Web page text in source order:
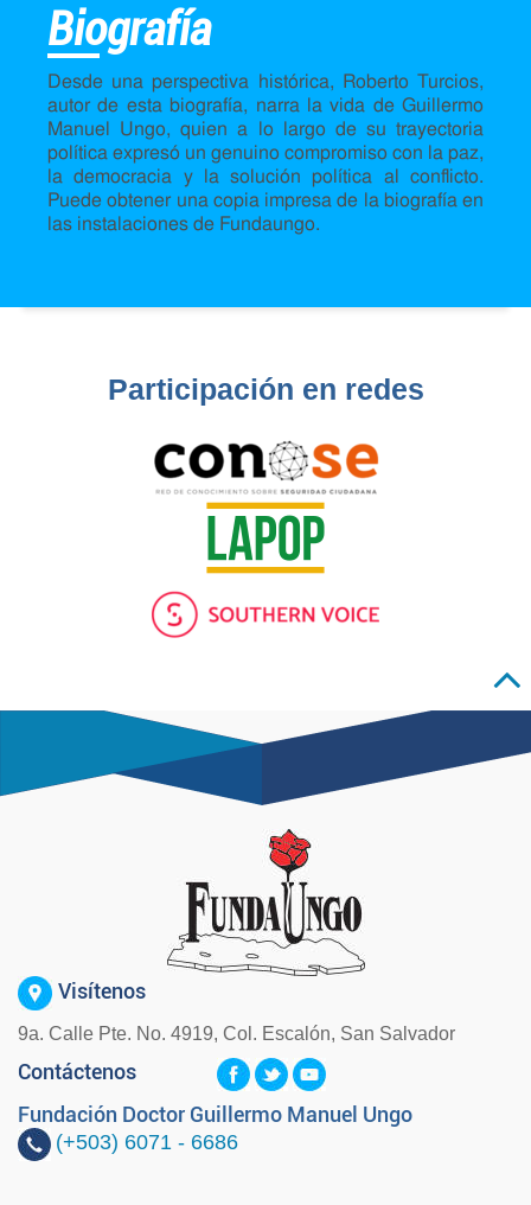
Biografía
Desde una perspectiva histórica, Roberto Turcios,
autor de esta biografía, narra la vida de Guillermo
Manuel Ungo, quien a lo largo de su trayectoria
política expresó un genuino compromiso con la paz,
la democracia y la solución política al conflicto.
Puede obtener una copia impresa de la biografía en
las instalaciones de Fundaungo.
Participación en redes
Visítenos
9a. Calle Pte. No. 4919, Col. Escalón, San Salvador
Contáctenos
Fundación Doctor Guillermo Manuel Ungo
(+503) 6071 - 6686